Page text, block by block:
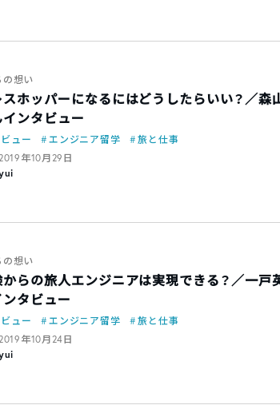
の想い
スホッパーになるにはどうしたらいい？／森
ンタビュー
ュー エンジニア留学
旅と仕事
年10月29日
の想い
らの旅人エンジニアは実現できる？／一戸
ンタビュー
ュー エンジニア留学
旅と仕事
年10月24日